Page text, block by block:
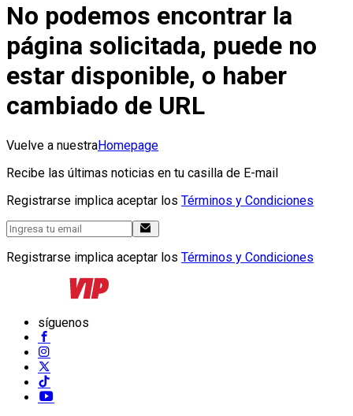
No podemos encontrar la
página solicitada, puede no
estar disponible, o haber
cambiado de URL
Vuelve a nuestraHomepage
Recibe las últimas noticias en tu casilla de E-mail
Registrarse implica aceptar los Términos y Condiciones
Registrarse implica aceptar los Términos y Condiciones
síguenos